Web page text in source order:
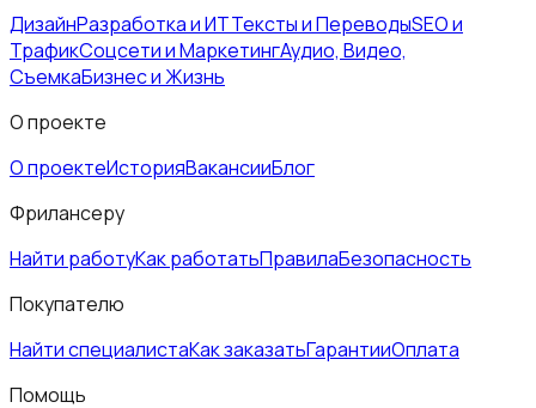
ДизайнРазработка и ИТТексты и ПереводыSEO и
ТрафикСоцсети и МаркетингАудио, Видео,
СъемкаБизнес и Жизнь
О проекте
О проектеИсторияВакансииБлог
Фрилансеру
Найти работуКак работатьПравилаБезопасность
Покупателю
Найти специалистаКак заказатьГарантииОплата
Помощь